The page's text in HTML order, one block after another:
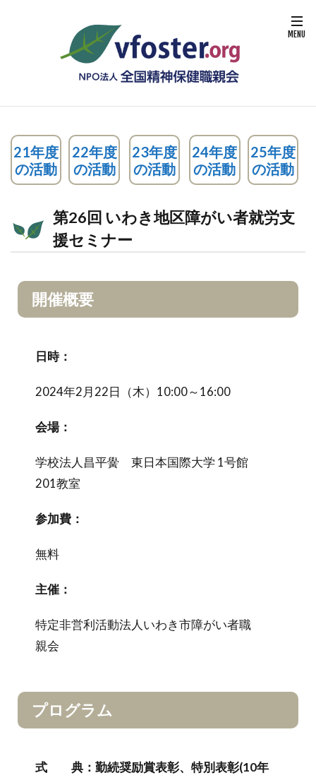
21年度
の活動
22年度
の活動
23年度
の活動
24年度
の活動
25年度
の活動
第26回 いわき地区障がい者就労支
援セミナー
開催概要
日時：
2024年2月22日（木）10:00～16:00
会場：
学校法人昌平黌 東日本国際大学 1号館
201教室
参加費：
無料
主催：
特定非営利活動法人いわき市障がい者職
親会
プログラム
式 典：勤続奨励賞表彰、特別表彰(10年